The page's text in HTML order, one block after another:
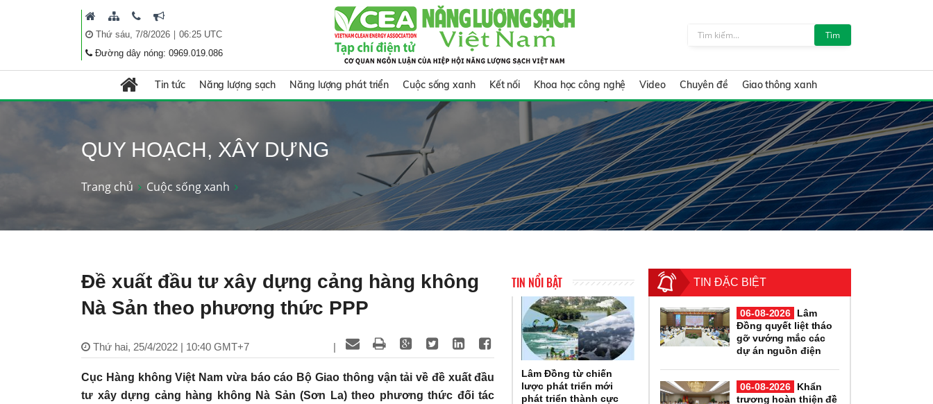
Thứ sáu, 7/8/2026| 06:25 UTC
Đường dây nóng: 0969.019.086
Tìm
Tin tức Năng lượng sạch Năng lượng phát triển Cuộc sống xanh Kết nối Khoa học công nghệ Video Chuyên đề Giao thông xanh
QUY HOẠCH, XÂY DỰNG
Trang chủ Cuộc sống xanh
Đề xuất đầu tư xây dựng cảng hàng không
Nà Sản theo phương thức PPP
Thứ hai, 25/4/2022 | 10:40 GMT+7 |
Cục Hàng không Việt Nam vừa báo cáo Bộ Giao thông vận tải về đề xuất đầu
tư xây dựng cảng hàng không Nà Sản (Sơn La) theo phương thức đối tác
TIN NỔI BẬT
Lâm Đồng từ chiến
lược phát triển mới
phát triển thành cực
TIN ĐẶC BIỆT
06-08-2026
Lâm
Đồng quyết liệt tháo
gỡ vướng mắc các
dự án nguồn điện
06-08-2026
Khẩn
trương hoàn thiện đề